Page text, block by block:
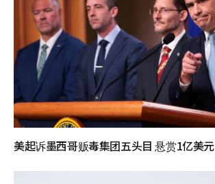
美起诉墨西哥贩毒集团五头目 悬赏1亿美元